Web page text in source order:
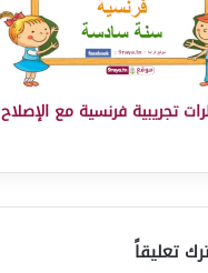
تجريبية فرنسية مع الإصلاح
تعليقاً